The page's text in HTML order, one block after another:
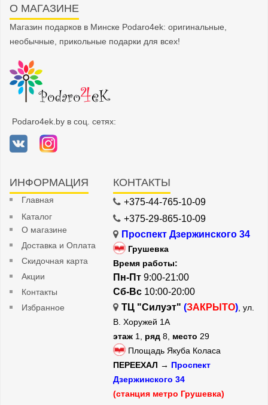
О МАГАЗИНЕ
Магазин подарков в Минске Podaro4ek: оригинальные,
необычные, прикольные подарки для всех!
Podaro4ek.by в соц. сетях:
ИНФОРМАЦИЯ
Главная
Каталог
О магазине
Доставка и Оплата
Скидочная карта
Акции
Контакты
Избранное
КОНТАКТЫ
+375-44-765-10-09
+375-29-865-10-09
Проспект Дзержинского 34
Грушевка
Время работы:
Пн-Пт 9:00-21:00
Сб-Вс 10:00-20:00
ТЦ "Силуэт" (ЗАКРЫТО), ул.
В. Хоружей 1А
этаж 1, ряд 8, место 29
Площадь Якуба Коласа
ПЕРЕЕХАЛ → Проспект
Дзержинского 34
(станция метро Грушевка)